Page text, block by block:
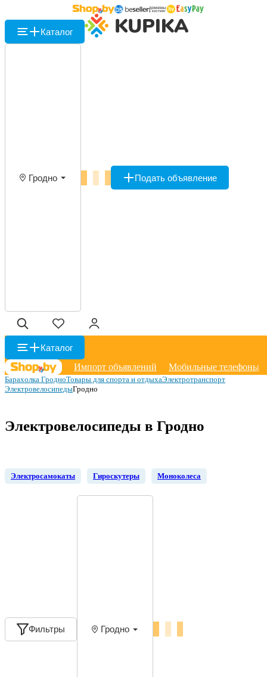
Каталог
Гродно Подать объявление
Каталог
Импорт объявлений
Мобильные телефоны
Барахолка ГродноТовары для спорта и отдыхаЭлектротранспорт
ЭлектровелосипедыГродно
Электровелосипеды в Гродно
Электросамокаты Гироскутеры Моноколеса
Фильтры Гродно